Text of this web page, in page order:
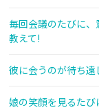
毎回会議のたびに
教えて!
彼に会うのが待ち遠
娘の笑顔を見るた